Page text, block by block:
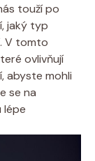
touží po
jaký typ
V tomto
ovlivňují
abyste mohli
se na
lépe